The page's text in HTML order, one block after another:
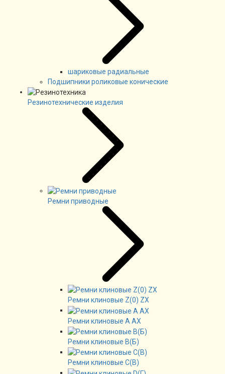
шариковые радиальные
Подшипники роликовые конические
Резинотехнические изделия
Ремни приводные
Ремни клиновые Z(0) ZX
Ремни клиновые А AX
Ремни клиновые В(Б)
Ремни клиновые C(B)